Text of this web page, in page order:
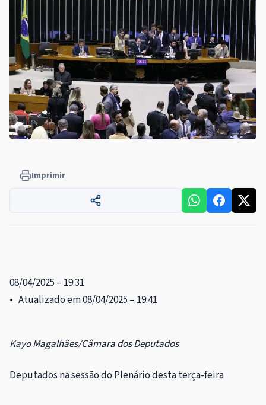
Imprimir
08/04/2025 – 19:31
• Atualizado em 08/04/2025 – 19:41
Kayo Magalhães/Câmara dos Deputados
Deputados na sessão do Plenário desta terça-feira